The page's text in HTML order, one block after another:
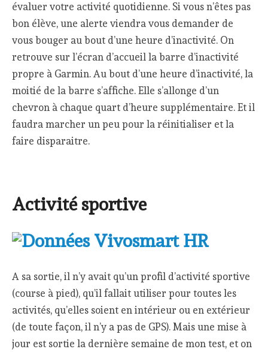
évaluer votre activité quotidienne. Si vous n’êtes pas
bon élève, une alerte viendra vous demander de
vous bouger au bout d’une heure d’inactivité. On
retrouve sur l’écran d’accueil la barre d’inactivité
propre à Garmin. Au bout d’une heure d’inactivité, la
moitié de la barre s’affiche. Elle s’allonge d’un
chevron à chaque quart d’heure supplémentaire. Et il
faudra marcher un peu pour la réinitialiser et la
faire disparaitre.
Activité sportive
A sa sortie, il n’y avait qu’un profil d’activité sportive
(course à pied), qu’il fallait utiliser pour toutes les
activités, qu’elles soient en intérieur ou en extérieur
(de toute façon, il n’y a pas de GPS). Mais une mise à
jour est sortie la dernière semaine de mon test, et on